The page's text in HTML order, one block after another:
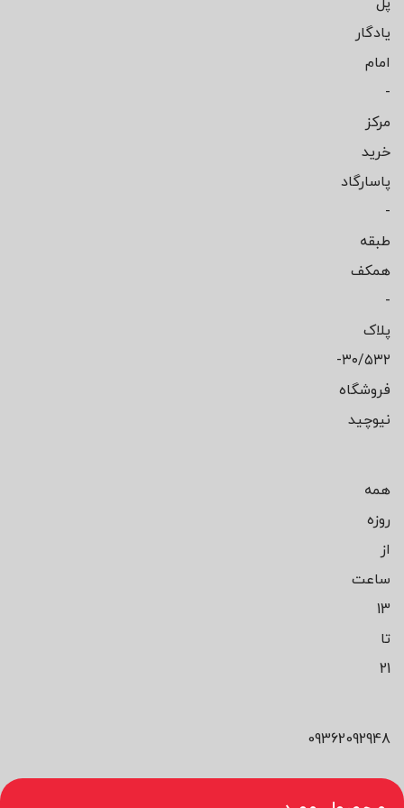
یادگار
امام
-
مرکز
خرید
پاسارگاد
-
طبقه
همکف
-
پلاک
۳۰/۵۳۲-
فروشگاه
نیوچید
همه
روزه
از
ساعت
13
تا
21
09362092948